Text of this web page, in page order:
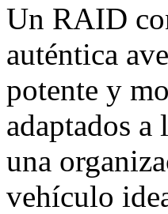
Un RAID
auténtica
potente y
adaptados a
una
vehículo